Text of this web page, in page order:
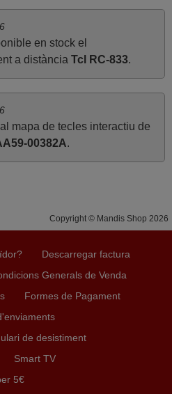
només per la precición i
faciliten ja he de felicitar-
ESPAÑA
juny 2020
FRANCISCO,
en stock el
a distància Tcl RC-833.
mapa de tecles interactiu de
00382A.
Copyright © Mandis Shop 2026
Descarregar factura
Generals de Venda
Formes de Pagament
de desistiment
Smart TV
5€